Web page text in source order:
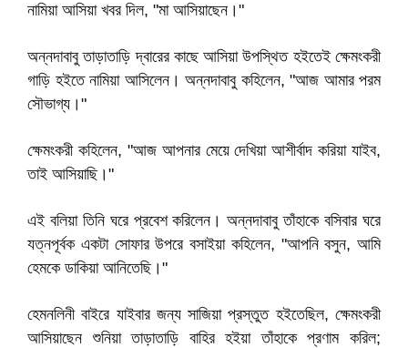
নামিয়া আসিয়া খবর দিল, "মা আসিয়াছেন।"
অন্নদাবাবু তাড়াতাড়ি দ্বারের কাছে আসিয়া উপস্থিত হইতেই ক্ষেমংকরী
গাড়ি হইতে নামিয়া আসিলেন। অন্নদাবাবু কহিলেন, "আজ আমার পরম
সৌভাগ্য।"
ক্ষেমংকরী কহিলেন, "আজ আপনার মেয়ে দেখিয়া আশীর্বাদ করিয়া যাইব,
তাই আসিয়াছি।"
এই বলিয়া তিনি ঘরে প্রবেশ করিলেন। অন্নদাবাবু তাঁহাকে বসিবার ঘরে
যত্নপূর্বক একটা সোফার উপরে বসাইয়া কহিলেন, "আপনি বসুন, আমি
হেমকে ডাকিয়া আনিতেছি।"
হেমনলিনী বাইরে যাইবার জন্য সাজিয়া প্রস্তুত হইতেছিল, ক্ষেমংকরী
আসিয়াছেন শুনিয়া তাড়াতাড়ি বাহির হইয়া তাঁহাকে প্রণাম করিল;